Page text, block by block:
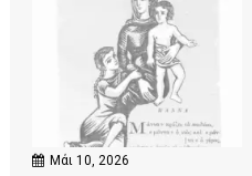
Μάι 10, 2026